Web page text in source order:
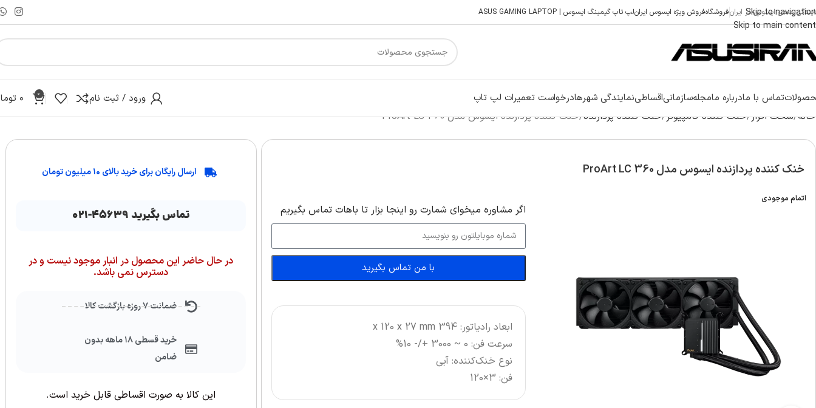
Skip to navigation
Skip to main content
رسمی ایسوس در ایرانفروشگاهفروش ویژه ایسوس ایرانلپ تاپ گیمینگ ایسوس | ASUS GAMING LAPTOP
تماس با مادرباره مامجلهسازمانیاقساطینمایندگی شهرهادرخواست تعمیرات لپ تاپ ورود / ثبت نام 0 ۰
خانه سخت افزار خنک‌ کننده کامپیوتر خنک کننده پردازنده خنک کننده پردازنده ایسوس مدل ProArt LC 360
خنک کننده پردازنده ایسوس مدل ProArt LC 360
اتمام موجودی
اگر‌ مشاوره میخوای شمارت رو اینجا بزار تا باهات تماس بگیریم
با من تماس بگیرید
ابعاد رادیاتور: 394 x 120 x 27 mm
سرعت فن: 0 ~ 3000 +/- 10%
نوع خنک‌کننده: آبی
فن: 3×120
ارسال رایگان برای خرید بالای ۱۰ میلیون تومان
تماس بگیرید ۴۵۶۳۹-۰۲۱
در حال حاضر این محصول در انبار موجود نیست و در
دسترس نمی باشد.
ضمانت ۷ روزه بازگشت کالا
خرید قسطی ۱۸ ماهه بدون
ضامن
این کالا به صورت اقساطی قابل خرید است.